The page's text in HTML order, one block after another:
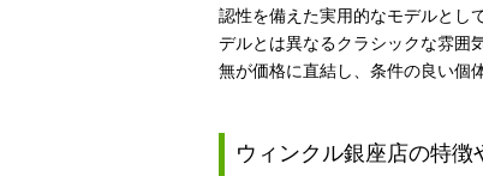
認性を備えた実用的なモデルとし
デルとは異なるクラシックな雰囲
無が価格に直結し、条件の良い個
ウィンクル銀座店の特徴